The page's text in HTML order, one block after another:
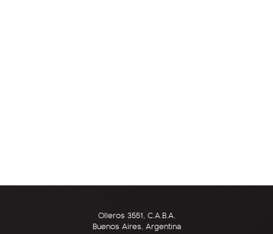
Olleros 3551, C.A.B.A.
Buenos Aires, Argentina